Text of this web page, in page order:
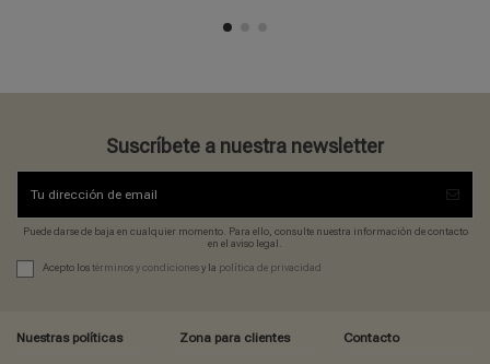
Suscríbete a nuestra newsletter
Puede darse de baja en cualquier momento. Para ello, consulte nuestra información de contacto
en el aviso legal.
Acepto lostérminos y condicionesy la política de privacidad
Nuestras políticas Zona para clientes Contacto